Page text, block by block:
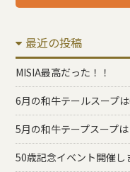
最近の投稿
MISIA最高だった！！
6月の和牛テールスープ
5月の和牛テープスープは
50歳記念イベント開催し